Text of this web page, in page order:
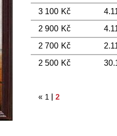
3 100 Kč
2 900 Kč
2 700 Kč
2 500 Kč
« 1 |2